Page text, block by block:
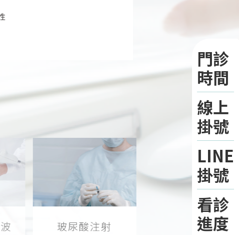
玻尿酸注射
門診
時間
線上
掛號
LINE
掛號
看診
進度